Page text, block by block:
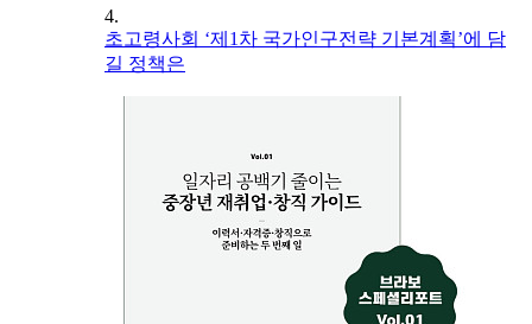
4.
초고령사회 ‘제1차 국가인구전략 기본계획’에 담
길 정책은